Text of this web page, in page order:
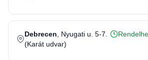
Debrecen , Nyugati u. 5-7.
(Karát udvar)